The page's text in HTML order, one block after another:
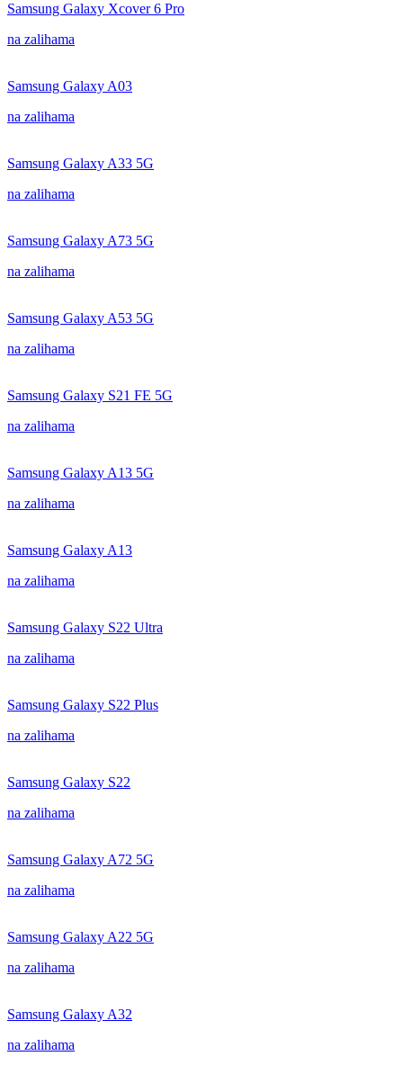
Samsung Galaxy Xcover 6 Pro
na zalihama
Samsung Galaxy A03
na zalihama
Samsung Galaxy A33 5G
na zalihama
Samsung Galaxy A73 5G
na zalihama
Samsung Galaxy A53 5G
na zalihama
Samsung Galaxy S21 FE 5G
na zalihama
Samsung Galaxy A13 5G
na zalihama
Samsung Galaxy A13
na zalihama
Samsung Galaxy S22 Ultra
na zalihama
Samsung Galaxy S22 Plus
na zalihama
Samsung Galaxy S22
na zalihama
Samsung Galaxy A72 5G
na zalihama
Samsung Galaxy A22 5G
na zalihama
Samsung Galaxy A32
na zalihama